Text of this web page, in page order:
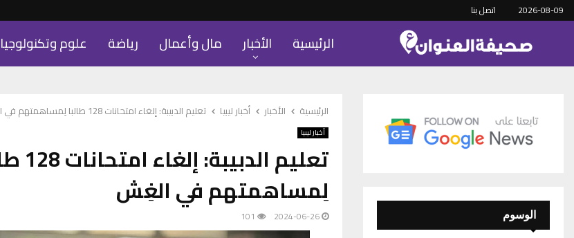
2026-08-09 اتصل بنا
الرئيسية الأخبار مال وأعمال رياضة علوم وتكنولوجيا
الرئيسية الأخبار أخبار ليبيا تعليم الدبيبة: إلغاء امتحانات 128 طالبا لِمساهمتهم في الغِش
أخبار ليبيا
تعليم
لِمساهمتهم في الغِش
2024-06-26
101 الوسوم